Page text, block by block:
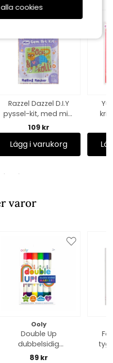
Razzel Dazzel D.I.Y
pyssel-kit, med mini
diamanter - rolling
rocker
109 kr
Lägg i varukorg
varor
Ooly
Double Up
dubbelsidig
touchpenna - multi
89 kr
cookies